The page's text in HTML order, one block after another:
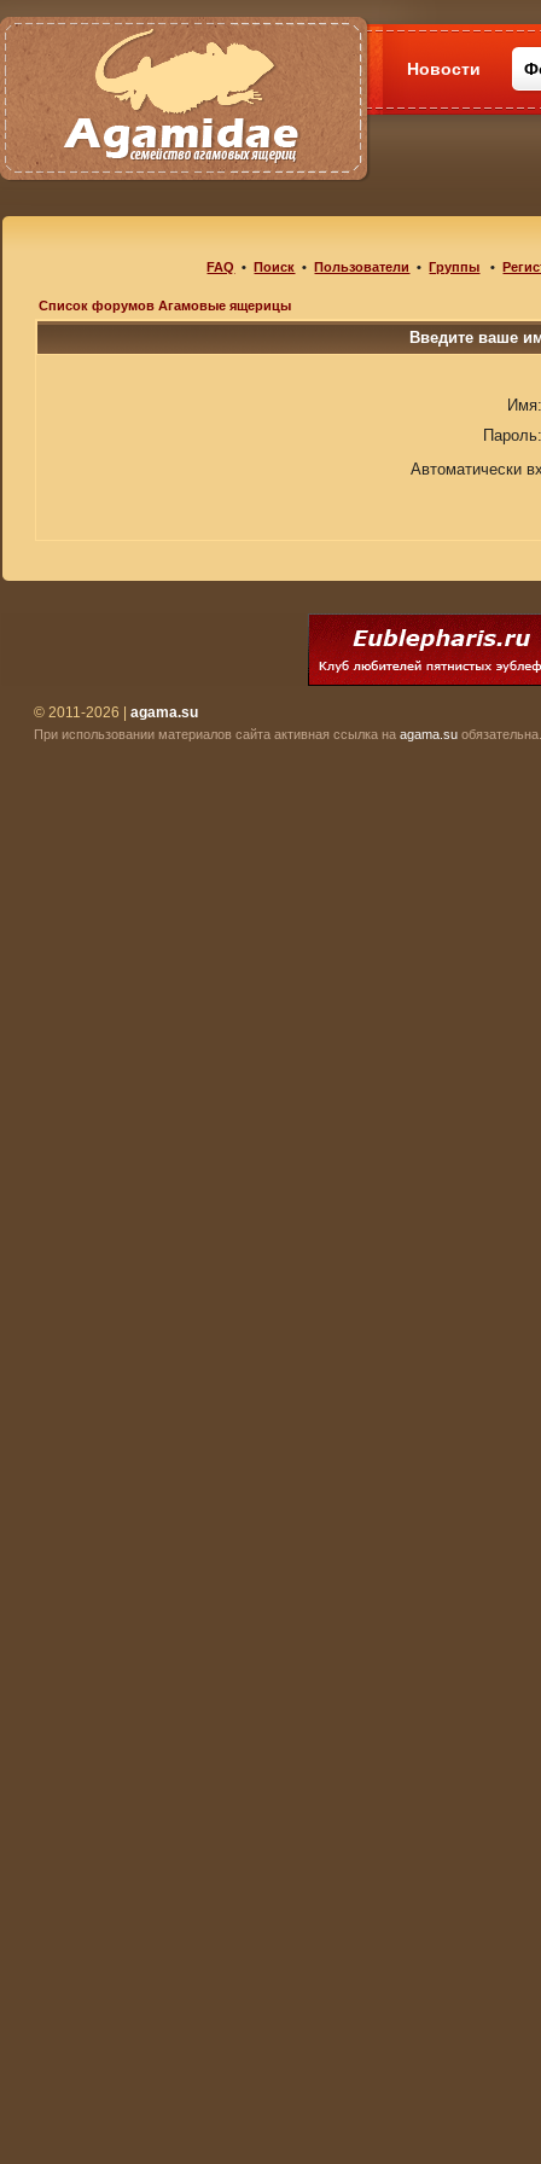
Новости
FAQ •Поиск •Пользователи •Группы •
Список форумов Агамовые ящерицы
Введите ваше
Имя:
Пароль:
Автоматически
© 2011-2026 | agama.su
При использовании материалов сайта активная ссылка на agama.su обязательна.